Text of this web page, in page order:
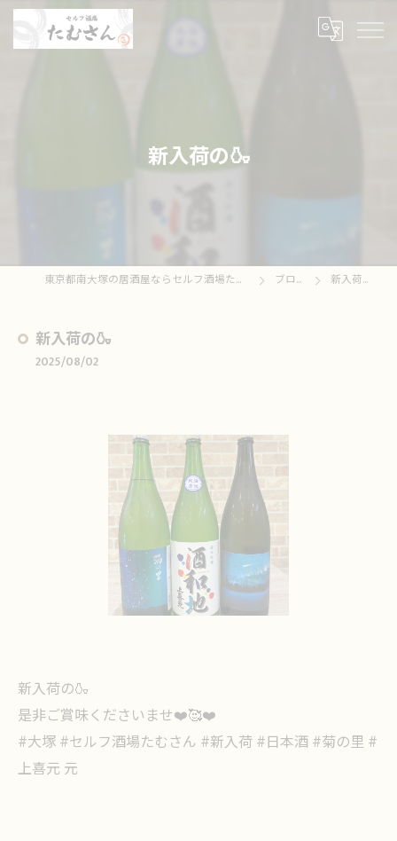
新入荷の🍶
東京都南大塚の居酒屋ならセルフ酒場たむさん ブログ 新入荷の🍶
新入荷の🍶
2025/08/02
新入荷の🍶
是非ご賞味くださいませ❤️🥰❤️
#大塚 #セルフ酒場たむさん #新入荷 #日本酒 #菊の里 #
上喜元 元